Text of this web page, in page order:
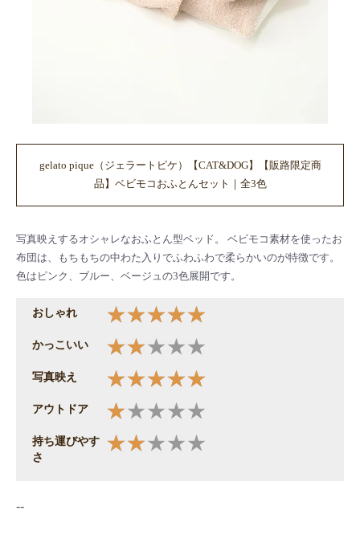
gelato pique（ジェラートピケ）【CAT&DOG】【販路限定商
品】ベビモコおふとんセット｜全3色
写真映えするオシャレなおふとん型ベッド。 ベビモコ素材を使ったお
布団は、もちもちの中わた入りでふわふわで柔らかいのが特徴です。
色はピンク、ブルー、ベージュの3色展開です。
おしゃれ
かっこいい
写真映え
アウトドア
持ち運びやす
さ
--